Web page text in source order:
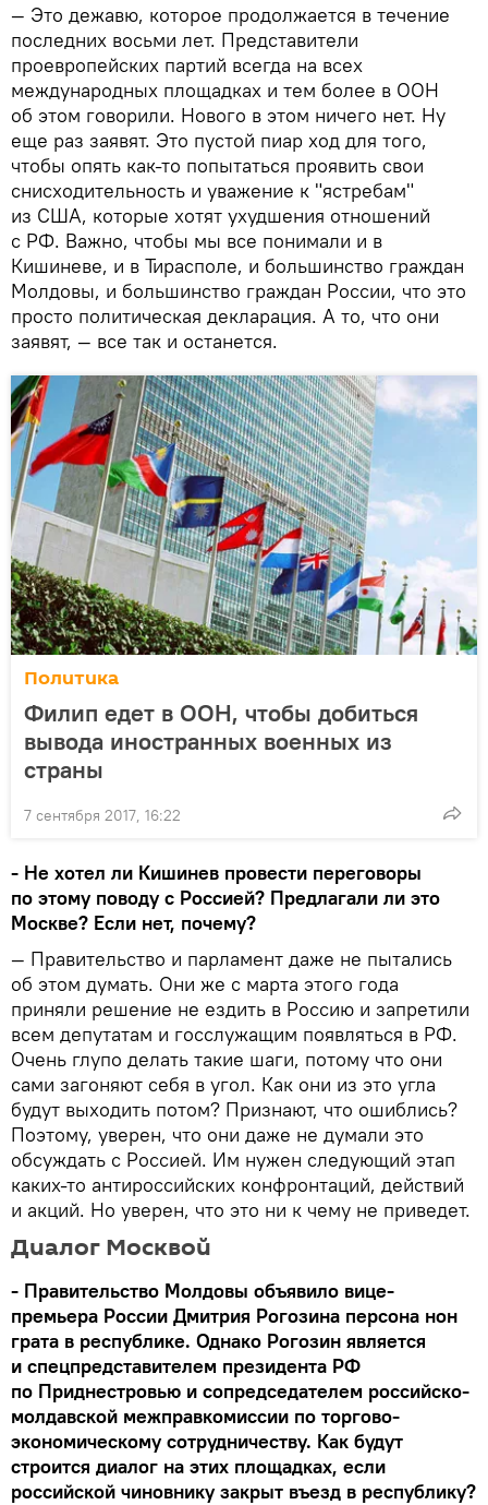
— Это дежавю, которое продолжается в течение
последних восьми лет. Представители
проевропейских партий всегда на всех
международных площадках и тем более в ООН
об этом говорили. Нового в этом ничего нет. Ну
еще раз заявят. Это пустой пиар ход для того,
чтобы опять как-то попытаться проявить свои
снисходительность и уважение к "ястребам"
из США, которые хотят ухудшения отношений
с РФ. Важно, чтобы мы все понимали и в
Кишиневе, и в Тирасполе, и большинство граждан
Молдовы, и большинство граждан России, что это
просто политическая декларация. А то, что они
заявят, — все так и останется.
Политика
Филип едет в ООН, чтобы добиться
вывода иностранных военных из
страны
7 сентября 2017, 16:22
- Не хотел ли Кишинев провести переговоры
по этому поводу с Россией? Предлагали ли это
Москве? Если нет, почему?
— Правительство и парламент даже не пытались
об этом думать. Они же с марта этого года
приняли решение не ездить в Россию и запретили
всем депутатам и госслужащим появляться в РФ.
Очень глупо делать такие шаги, потому что они
сами загоняют себя в угол. Как они из это угла
будут выходить потом? Признают, что ошиблись?
Поэтому, уверен, что они даже не думали это
обсуждать с Россией. Им нужен следующий этап
каких-то антироссийских конфронтаций, действий
и акций. Но уверен, что это ни к чему не приведет.
Диалог Москвой
- Правительство Молдовы объявило вице-
премьера России Дмитрия Рогозина персона нон
грата в республике. Однако Рогозин является
и спецпредставителем президента РФ
по Приднестровью и сопредседателем российско-
молдавской межправкомиссии по торгово-
экономическому сотрудничеству. Как будут
строится диалог на этих площадках, если
российской чиновнику закрыт въезд в республику?